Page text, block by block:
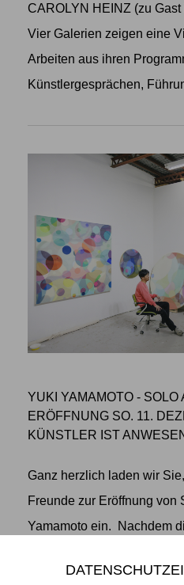
CAROLYN HEINZ (zu
Vier Galerien zeigen eine
Arbeiten aus ihren
Künstlergesprächen,
YUKI YAMAMOTO -
ERÖFFNUNG SO. 11.
KÜNSTLER IST
Ganz herzlich laden wir
Freunde zur Eröffnung von
Yamamoto ein. Nachdem
freuen wir uns umso mehr